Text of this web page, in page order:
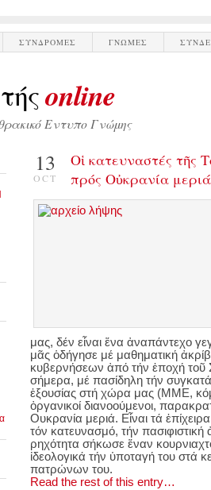
ΣΥΝΔΡΟΜΕΣ ΓΝΩΜΕΣ
online
Εντυπο Γνώμης
13
OCT
Οἱ κατευναστές τῆς
πρός Οὐκρανία
μας, δέν εἶναι ἕνα ἀναπάντεχο
μᾶς ὁδήγησε μέ μαθηματική
κυβερνήσεων ἀπό τήν ἐποχή τοῦ
σήμερα, μέ πασίδηλη τήν
ἐξουσίας στή χώρα μας (ΜΜΕ,
ὀργανικοί διανοούμενοι,
Ουκρανία μεριά. Εἶναι τά
τόν κατευνασμό, τήν πασιφιστική
ρηχότητα σήκωσε ἕναν
ἰδεολογικά τήν ὑποταγή του στά
πατρώνων του.
Read the rest of this entry…